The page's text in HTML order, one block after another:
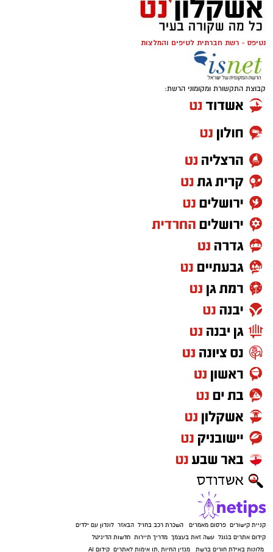
נטיפס - רשת חברתית לטיפים והמלצות
קבוצת התקשורת ומקומוני הרשת:
קניית קישורים פרסום מאמרים השכרת רכב בחו"ל הבאזר לונדון עם ילדים
קידום אתרים בגוגל עשה זאת בעצמך מדריך תיירות חדשות הדיגיטל
מלונות באילת חורים ברשת מגזין החיות ,תו אימות לאתרים קידום AI